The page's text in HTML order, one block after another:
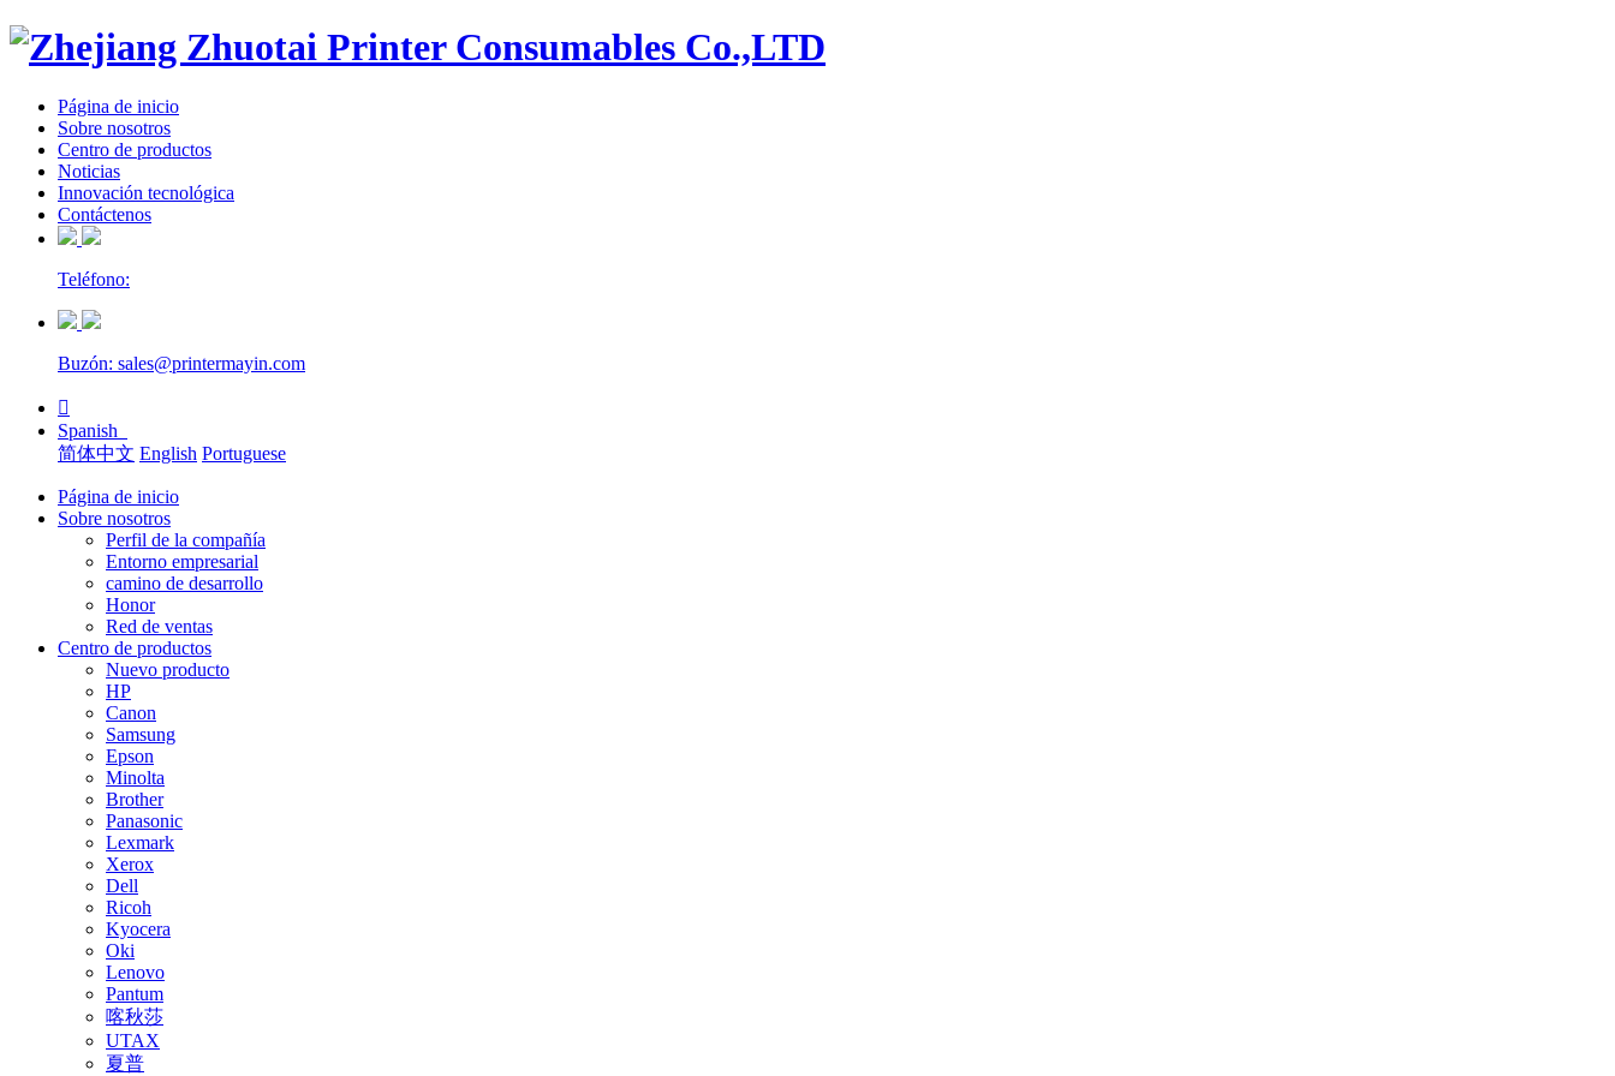
Página de inicio
Sobre nosotros
Centro de productos
Noticias
Innovación tecnológica
Contáctenos
Teléfono:
Buzón: sales@printermayin.com

Spanish
简体中文 English Portuguese
Página de inicio
Sobre nosotros
Perfil de la compañía
Entorno empresarial
camino de desarrollo
Honor
Red de ventas
Centro de productos
Nuevo producto
HP
Canon
Samsung
Epson
Minolta
Brother
Panasonic
Lexmark
Xerox
Dell
Ricoh
Kyocera
Oki
Lenovo
Pantum
喀秋莎
UTAX
夏普